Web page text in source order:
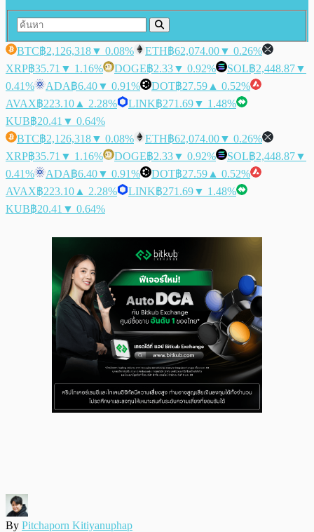
BTC฿2,126,318▼ 0.08% ETH฿62,074.00▼ 0.26%
XRP฿35.71 ▼ 1.16% DOGE฿2.33▼ 0.92% SOL฿2,448.87▼
0.41%
ADA฿6.40▼ 0.91% DOT฿27.59 ▲ 0.52%
AVAX฿223.10 ▲ 2.28% LINK฿271.69▼ 1.48%
KUB฿20.41 ▼ 0.64%
BTC฿2,126,318▼ 0.08% ETH฿62,074.00▼ 0.26%
XRP฿35.71 ▼ 1.16% DOGE฿2.33▼ 0.92% SOL฿2,448.87▼
0.41%
ADA฿6.40▼ 0.91% DOT฿27.59 ▲ 0.52%
AVAX฿223.10 ▲ 2.28% LINK฿271.69▼ 1.48%
KUB฿20.41 ▼ 0.64%
By Pitchaporn Kitiyanuphap